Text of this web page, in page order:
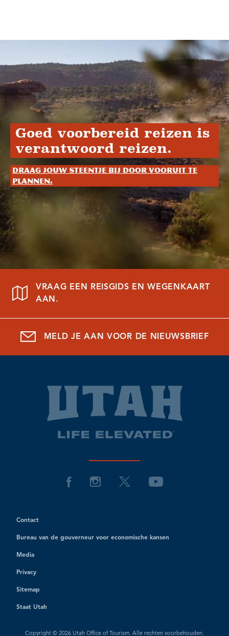
Goed voorbereid reizen is
verantwoord reizen.
Draag jouw steentje bij door vooruit te
plannen.
VRAAG EEN REISGIDS EN WEGENKAART
AAN.
MELD JE AAN VOOR DE NIEUWSBRIEF
Contact
Bureau van de gouverneur voor economische kansen
Media
Privacy
Sitemap
Staat Utah
Copyright © 2026 Utah Office of Tourism. Alle rechten voorbehouden.